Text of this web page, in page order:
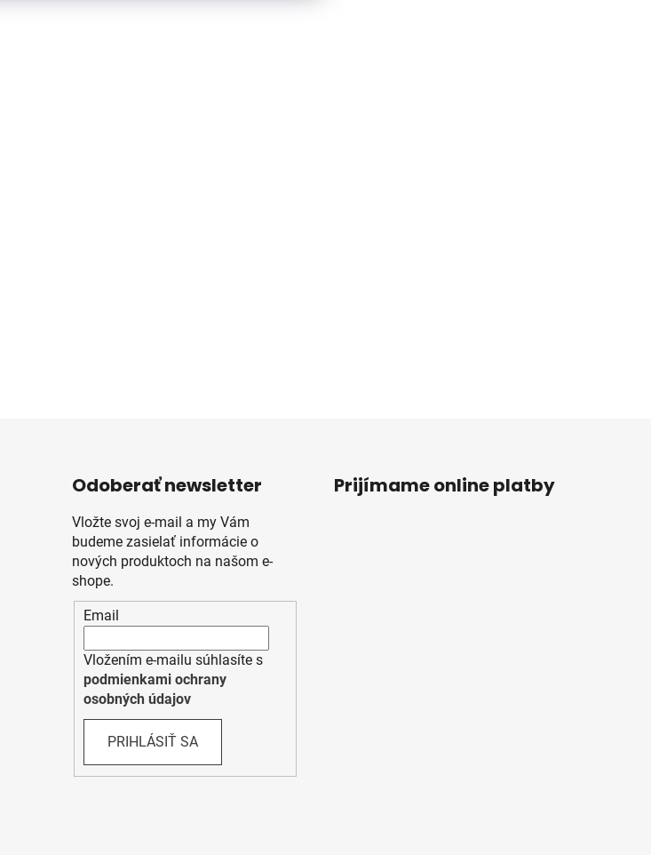
Odoberať newsletter
Vložte svoj e-mail a my Vám
budeme zasielať informácie o
nových produktoch na našom e-
shope.
Email
Vložením e-mailu súhlasíte s
podmienkami ochrany
osobných údajov
PRIHLÁSIŤ SA
Prijímame online platby